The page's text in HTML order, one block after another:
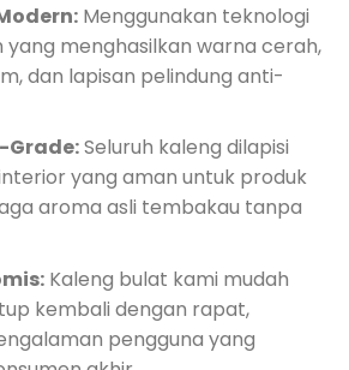
Menggunakan teknologi
menghasilkan warna cerah,
dan lapisan pelindung anti-
Grade:Seluruh kaleng dilapisi
yang aman untuk produk
aroma asli tembakau tanpa
Kaleng bulat kami mudah
kembali dengan rapat,
pengguna yang